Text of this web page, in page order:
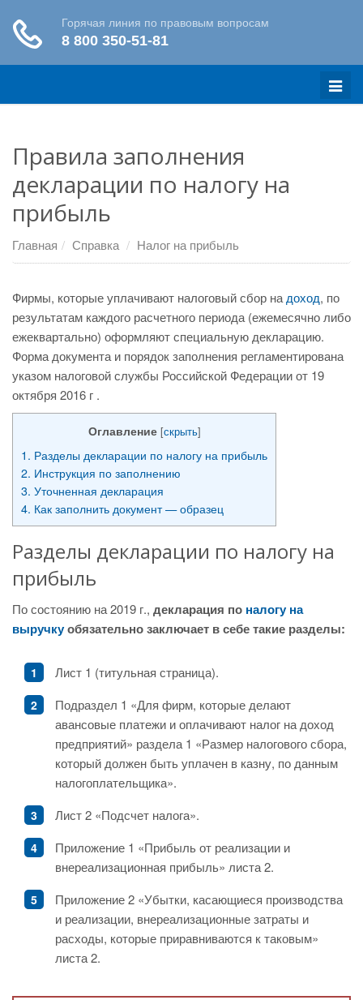
Меню
Правила заполнения
декларации по налогу на
прибыль
Главная Справка Налог на прибыль
Фирмы, которые уплачивают налоговый сбор на доход, по
результатам каждого расчетного периода (ежемесячно либо
ежеквартально) оформляют специальную декларацию.
Форма документа и порядок заполнения регламентирована
указом налоговой службы Российской Федерации от 19
октября 2016 г .
Оглавление [скрыть]
1. Разделы декларации по налогу на прибыль
2. Инструкция по заполнению
3. Уточненная декларация
4. Как заполнить документ — образец
Разделы декларации по налогу на
прибыль
По состоянию на 2019 г., декларация по налогу на
выручкуобязательно заключает в себе такие разделы:
Лист 1 (титульная страница).
Подраздел 1 «Для фирм, которые делают
авансовые платежи и оплачивают налог на доход
предприятий» раздела 1 «Размер налогового сбора,
который должен быть уплачен в казну, по данным
налогоплательщика».
Лист 2 «Подсчет налога».
Приложение 1 «Прибыль от реализации и
внереализационная прибыль» листа 2.
Приложение 2 «Убытки, касающиеся производства
и реализации, внереализационные затраты и
расходы, которые приравниваются к таковым»
листа 2.